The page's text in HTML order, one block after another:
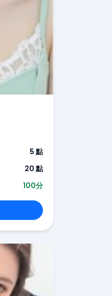
5 點
20 點
100分